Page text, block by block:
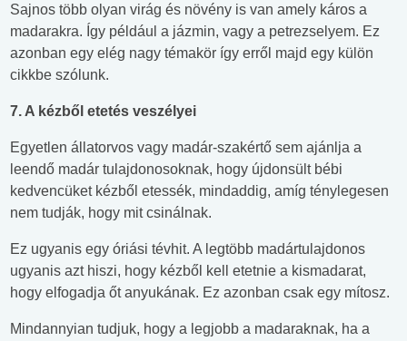
Sajnos több olyan virág és növény is van amely káros a
madarakra. Így például a jázmin, vagy a petrezselyem. Ez
azonban egy elég nagy témakör így erről majd egy külön
cikkbe szólunk.
7. A kézből etetés veszélyei
Egyetlen állatorvos vagy madár-szakértő sem ajánlja a
leendő madár tulajdonosoknak, hogy újdonsült bébi
kedvencüket kézből etessék, mindaddig, amíg ténylegesen
nem tudják, hogy mit csinálnak.
Ez ugyanis egy óriási tévhit. A legtöbb madártulajdonos
ugyanis azt hiszi, hogy kézből kell etetnie a kismadarat,
hogy elfogadja őt anyukának. Ez azonban csak egy mítosz.
Mindannyian tudjuk, hogy a legjobb a madaraknak, ha a